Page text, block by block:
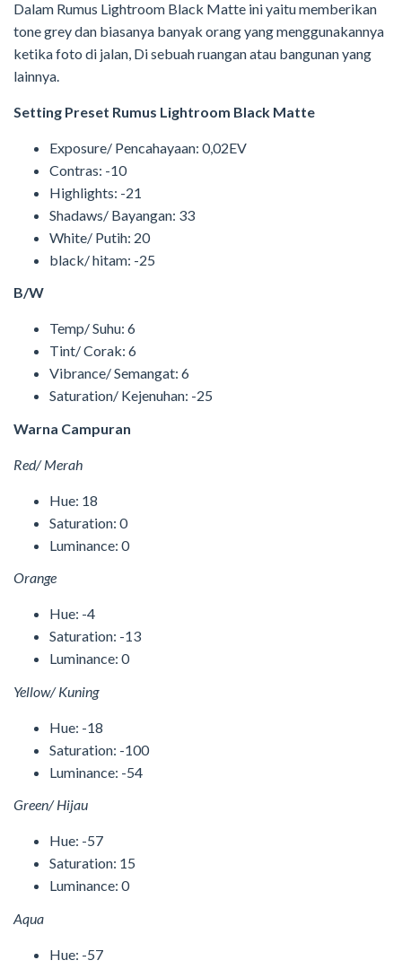
Dalam Rumus Lightroom Black Matte ini yaitu memberikan
tone grey dan biasanya banyak orang yang menggunakannya
ketika foto di jalan, Di sebuah ruangan atau bangunan yang
lainnya.
Setting Preset Rumus Lightroom Black Matte
Exposure/ Pencahayaan: 0,02EV
Contras: -10
Highlights: -21
Shadaws/ Bayangan: 33
White/ Putih: 20
black/ hitam: -25
B/W
Temp/ Suhu: 6
Tint/ Corak: 6
Vibrance/ Semangat: 6
Saturation/ Kejenuhan: -25
Warna Campuran
Red/ Merah
Hue: 18
Saturation: 0
Luminance: 0
Orange
Hue: -4
Saturation: -13
Luminance: 0
Yellow/ Kuning
Hue: -18
Saturation: -100
Luminance: -54
Green/ Hijau
Hue: -57
Saturation: 15
Luminance: 0
Aqua
Hue: -57